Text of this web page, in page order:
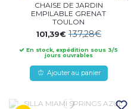
CHAISE DE JARDIN
EMPILABLE GRENAT
TOULON
101,39€137,28€
En stock, expédition sous 3/5
jours ouvrables
Ajouter au panier